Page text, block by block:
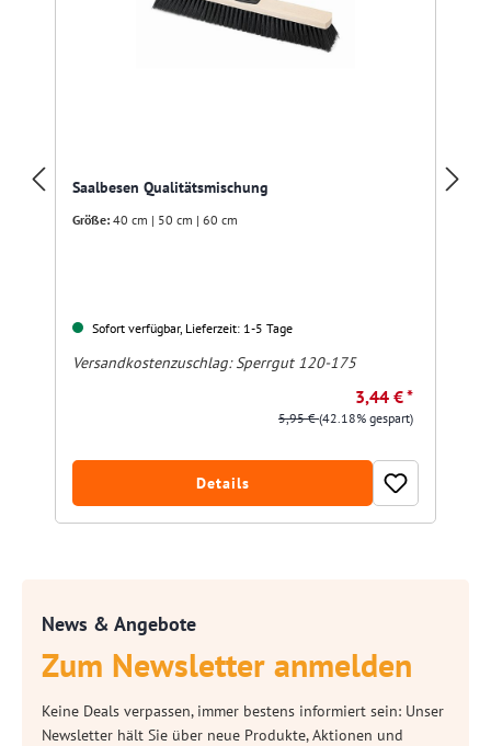
Saalbesen Qualitätsmischung
Größe: 40 cm | 50 cm | 60 cm
Sofort verfügbar, Lieferzeit: 1-5 Tage
Versandkostenzuschlag:Sperrgut 120-175
3,44 € *
5,95 €(42.18% gespart)
Details
News & Angebote
Zum Newsletter anmelden
Keine Deals verpassen, immer bestens informiert sein: Unser
Newsletter hält Sie über neue Produkte, Aktionen und